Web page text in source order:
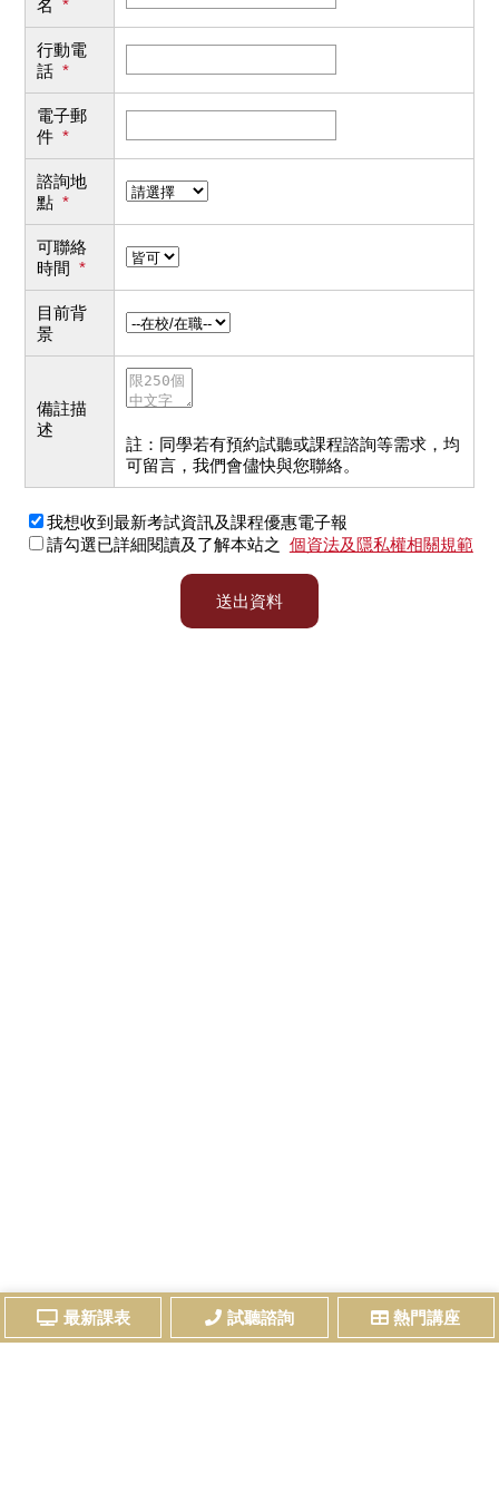
最新課表 試聽諮詢 熱門講座
名 *
行動電
話 *
電子郵
件 *
諮詢地
點 *
可聯絡
時間 *
目前背
景
備註描
述
註：同學若有預約試聽或課程諮詢等需求，均
可留言，我們會儘快與您聯絡。
我想收到最新考試資訊及課程優惠電子報
請勾選已詳細閱讀及了解本站之 個資法及隱私權相關規範
送出資料